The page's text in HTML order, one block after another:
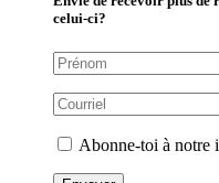
celui-ci?
Abonne-toi à notre